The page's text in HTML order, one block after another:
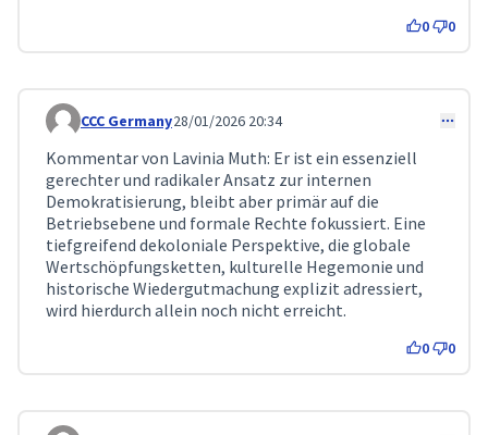
0 0
Comment 596
CCC Germany28/01/2026 20:34
Kommentar von Lavinia Muth: Er ist ein essenziell
gerechter und radikaler Ansatz zur internen
Demokratisierung, bleibt aber primär auf die
Betriebsebene und formale Rechte fokussiert. Eine
tiefgreifend dekoloniale Perspektive, die globale
Wertschöpfungsketten, kulturelle Hegemonie und
historische Wiedergutmachung explizit adressiert,
wird hierdurch allein noch nicht erreicht.
0 0